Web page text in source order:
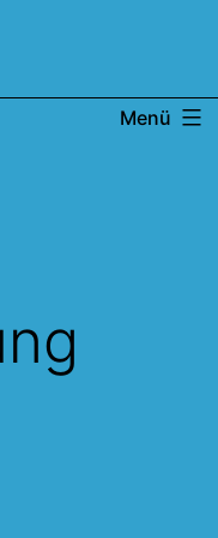
Menü